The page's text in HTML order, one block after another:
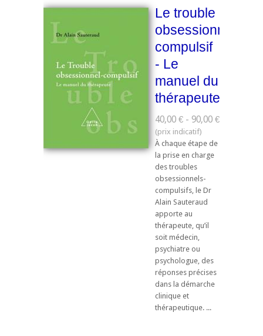
Le trouble
obsessionnel-
compulsif
- Le
manuel du
thérapeute
40,00 € - 90,00 €
À chaque étape de
la prise en charge
des troubles
obsessionnels-
compulsifs, le Dr
Alain Sauteraud
apporte au
thérapeute, qu’il
soit médecin,
psychiatre ou
psychologue, des
réponses précises
dans la démarche
clinique et
thérapeutique. ...